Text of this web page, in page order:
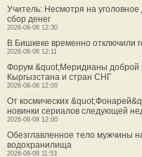
Учитель: Несмотря на
сбор денег
2026-08-08 12:30
В Бишкеке временно отключили
2026-08-08 12:11
Форум &quot;Меридианы доброй
Кыргызстана и стран СНГ
2026-08-08 12:00
От космических
новинки сериалов следующей
2026-08-08 12:00
Обезглавленное тело мужчины
водохранилища
2026-08-08 11:53